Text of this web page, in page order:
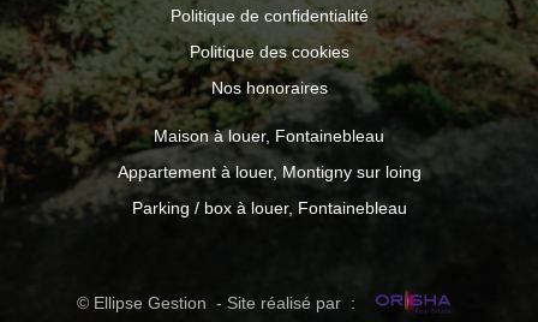
Politique de confidentialité
Politique des cookies
Nos honoraires
Maison à louer, Fontainebleau
Appartement à louer, Montigny sur loing
Parking / box à louer, Fontainebleau
© Ellipse Gestion - Site réalisé par :